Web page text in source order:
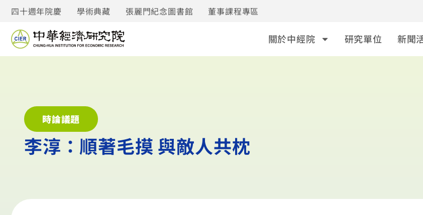
四十週年院慶 學術典藏 張麗門紀念圖書館 董事課程專區
關於中經院 研究單位 新聞
時論議題
李淳：順著毛摸 與敵人共枕